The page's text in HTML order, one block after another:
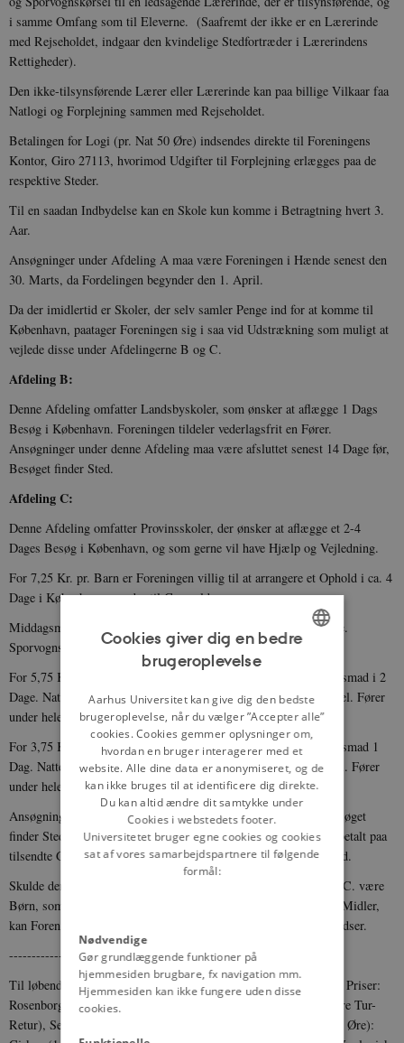
i samme Omfang som til Eleverne. (Saafremt der ikke er en Lærerinde
med Rejseholdet, indgaar den kvindelige Stedfortræder i Lærerindens
Rettigheder).
Den ikke-tilsynsførende Lærer eller Lærerinde kan paa billige Vilkaar faa
Natlogi og Forplejning sammen med Rejseholdet.
Betalingen for Logi (pr. Nat 50 Øre) indsendes direkte til Foreningens
Kontor, Giro 27113, hvorimod Udgifter til Forplejning erlægges paa de
respektive Steder.
Til en saadan Indbydelse kan en Skole kun komme i Betragtning hvert 3.
Aar.
Ansøgninger under Afdeling A maa være Foreningen i Hænde senest den
30. Marts, da Fordelingen begynder den 1. April.
Da der imidlertid er Skoler, der selv samler Penge ind for at komme til
København, paatager Foreningen sig i saa vid Udstrækning som muligt at
vejlede disse under Afdelingerne B og C.
Afdeling B:
Denne Afdeling omfatter Landsbyskoler, som ønsker at aflægge 1 Dags
Besøg i København. Foreningen tildeler vederlagsfrit en Fører.
Ansøgninger under denne Afdeling maa være afsluttet senest 14 Dage før,
Besøget finder Sted.
Afdeling C:
Denne Afdeling omfatter Provinsskoler, der ønsker at aflægge et 2-4
Dages Besøg i København, og som gerne vil have Hjælp og Vejledning.
For 7,25 Kr. pr. Barn er Foreningen villig til at arrangere et Ophold i ca. 4
Dage i København og yder til Gengæld:
Middagsmad i 3 Dage. Natteleje i 4 Nætter. Morgendrik 4 Gange.
Sporvognskørsel. Fører under hele Opholdet.
For 5,75 Kr. pr. Barn arrangeres et Ophold i ca. 3 Dage: Middagsmad i 2
Dage. Natteleje i 3 Nætter. Morgendrik 3 Gange. Sporvognskørsel. Fører
under hele Opholdet.
For 3,75 Kr. pr. Barn arrangeres et Ophold i ca. 2 Dage: Middagsmad 1
Dag. Natteleje i 2 Nætter. Morgendrik 2 Gange. Sporvognskørsel. Fører
under hele Opholdet.
Ansøgninger herunder maa være afsluttet senest 14 Dage før Besøget
finder Sted, og Betalingen i Henhold til ovenstaaende maa være betalt paa
tilsendte Girokort, 8 Dage før Afrejsen fra Hjemstedet finder Sted.
Skulde der i en Landsbyskole, der søger Ophold under Afdeling C. være
Børn, som ikke er i Stand til at deltage paa Grund af manglende Midler,
kan Foreningen evt. give indtil 1/5 af de deltagende Elever Fripladser.
-------------------------------------------
Til løbende Udgifter maa Børnene beregne mindst 1 Kr. pr. Dag. Priser:
Rosenborg Slot (25 Øre), Sejltur til Bellevue (Dyrehaven) (50 Øre Tur-
Retur), Sejltur i Havnen (25 Øre) Rundetaarn (5 Øre), Tivoli (10 Øre):
DANISH
Cookies giver dig en bedre
brugeroplevelse
Aarhus Universitet kan give dig den bedste
brugeroplevelse, når du vælger ”Accepter alle”
cookies. Cookies gemmer oplysninger om,
hvordan en bruger interagerer med et
website. Alle dine data er anonymiseret, og de
kan ikke bruges til at identificere dig direkte.
Du kan altid ændre dit samtykke under
Cookies i webstedets footer.
Universitetet bruger egne cookies og cookies
sat af vores samarbejdspartnere til følgende
formål:
Nødvendige
Gør grundlæggende funktioner på
hjemmesiden brugbare, fx navigation mm.
Hjemmesiden kan ikke fungere uden disse
cookies.